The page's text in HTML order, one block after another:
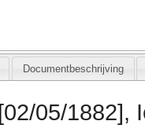
Documentbeschrijving
[02/05/1882],